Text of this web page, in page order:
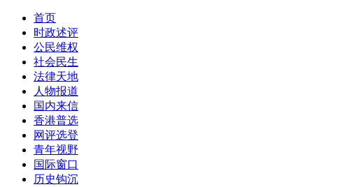
首页
时政述评
公民维权
社会民生
法律天地
人物报道
国内来信
香港普选
网评选登
青年视野
国际窗口
历史钩沉